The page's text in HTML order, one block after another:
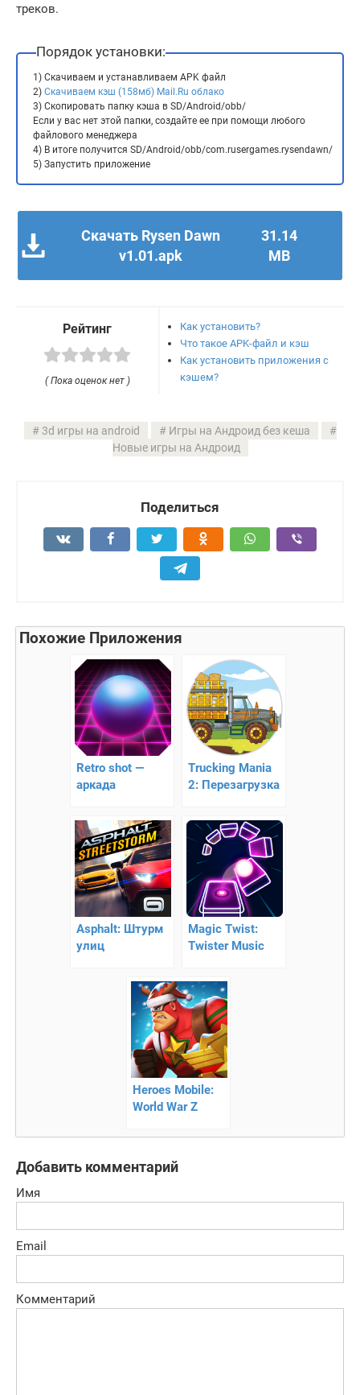
треков.
Порядок установки:
1) Скачиваем и устанавливаем APK файл
2) Скачиваем кэш (158мб) Mail.Ru облако
3) Скопировать папку кэша в SD/Android/obb/
Если у вас нет этой папки, создайте ее при помощи любого
файлового менеджера
4) В итоге получится SD/Android/obb/com.rusergames.rysendawn/
5) Запустить приложение
Скачать Rysen Dawn
v1.01.apk
31.14
MB
Рейтинг
( Пока оценок нет )
Как установить?
Что такое APK-файл и кэш
Как установить приложения с
кэшем?
3d игры на android
Игры на Андроид без кеша
Новые игры на Андроид
Поделиться
Похожие Приложения
Retro shot —
аркада
Trucking Mania
2: Перезагрузка
Asphalt: Штурм
улиц
Magic Twist:
Twister Music
красочный
раннер!
Heroes Mobile:
World War Z
Добавить комментарий
Имя
Email
Комментарий